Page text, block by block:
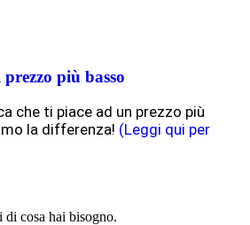
più basso
che ti piace ad un prezzo più
la differenza! (Leggi qui per
di cosa hai bisogno.